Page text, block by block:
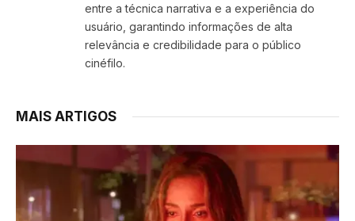
entre a técnica narrativa e a experiência do
usuário, garantindo informações de alta
relevância e credibilidade para o público
cinéfilo.
MAIS ARTIGOS